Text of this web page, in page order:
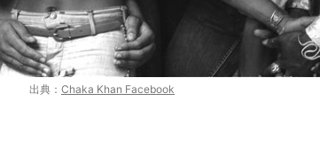
出典： Chaka Khan Facebook